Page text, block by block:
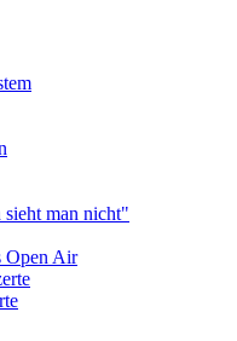
man nicht"
Open Air